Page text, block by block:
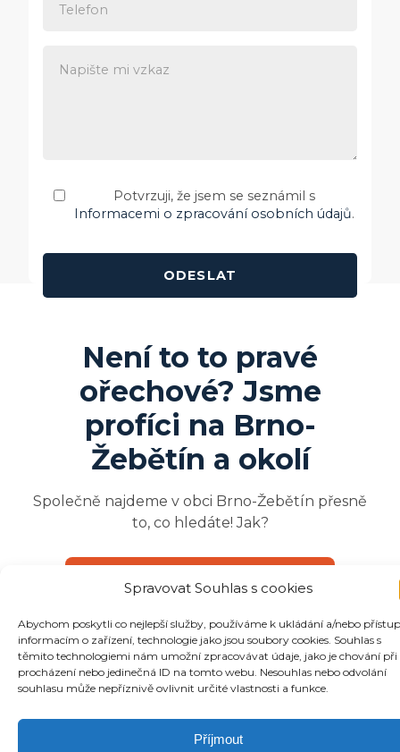
Spravovat Souhlas s cookies
Abychom poskytli co nejlepší služby, používáme k ukládání a/nebo
informacím o zařízení, technologie jako jsou soubory cookies. Souhlas s
těmito technologiemi nám umožní zpracovávat údaje, jako je chování při
procházení nebo jedinečná ID na tomto webu. Nesouhlas nebo odvolání
souhlasu může nepříznivě ovlivnit určité vlastnosti a funkce.
Příjmout
Telefon
Napište mi vzkaz
Potvrzuji, že jsem se seznámil s
Informacemi o zpracování osobních údajů.
Není to to pravé
ořechové? Jsme
profíci na Brno-
Žebětín a okolí
Společně najdeme v obci Brno-Žebětín přesně
to, co hledáte! Jak?